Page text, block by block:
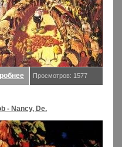
Просмотров: 1577
- Nancy, De.